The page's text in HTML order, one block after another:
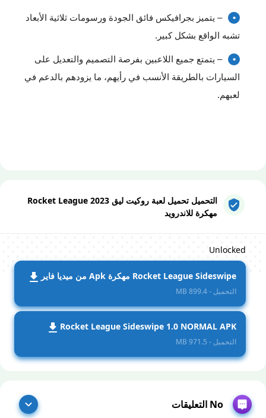
– يتميز بجرافيكس فائق الجودة ورسومات ثلاثية الأبعاد
تشبه الواقع بشكل كبير.
– يتمتع جميع اللاعبين بفرصة التصميم والتعديل على
السيارات بالطريقة الأنسب في رأيهم، ما يزودهم بالدعم في
لعبهم.
التحميل تحميل لعبة روكيت ليق 2023 Rocket League
مهكرة للاندرويد
Unlocked
Rocket League Sideswipe مهكرة Apk من ميديا فاير
التحميل - 899.4 MB
Rocket League Sideswipe 1.0 NORMAL APK
التحميل - 971.5 MB
No التعليقات